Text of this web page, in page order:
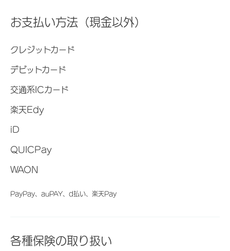
お支払い方法（現金以外）
クレジットカード
デビットカード
交通系ICカード
楽天Edy
iD
QUICPay
WAON
PayPay、auPAY、d払い、楽天Pay
各種保険の取り扱い